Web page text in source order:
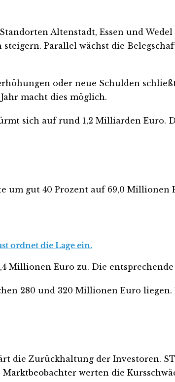
Altenstadt, Essen und
Parallel wächst die
oder neue Schulden
macht dies möglich.
sich auf rund 1,2 Milliarden Euro.
um gut 40 Prozent auf 69,0 Millionen
ordnet die Lage ein.
Euro zu. Die entsprechende
280 und 320 Millionen Euro
die Zurückhaltung der Investoren.
werten die